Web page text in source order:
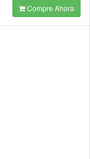
Compre Ahora